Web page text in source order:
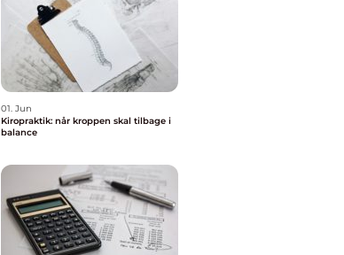
01. Jun
Kiropraktik: når kroppen skal tilbage i
balance